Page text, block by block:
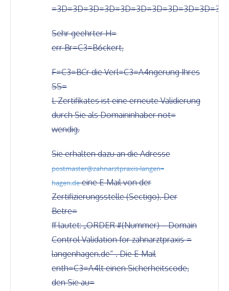
Sehr geehrter H=
err Br=C3=B6ckert,
F=C3=BCr die Verl=C3=A4ngerung Ihres
SS=
L Zertifikates ist eine erneute Validierung
durch Sie als Domaininhaber not=
wendig.
Sie erhalten dazu an die Adresse
postmaster@zahnarztpraxis-langen=
hagen.deeine E-Mail von der
Zertifizierungsstelle (Sectigo). Der
Betre=
ff lautet: „ORDER #(Nummer) – Domain
Control Validation for zahnarztpraxis-=
langenhagen.de“ . Die E-Mail
enth=C3=A4lt einen Sicherheitscode,
den Sie au=